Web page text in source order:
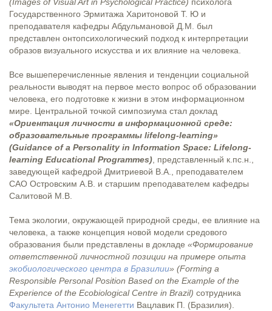
(Images of Visual Art in Psychological Practice) психолога
Государственного Эрмитажа Харитоновой Т. Ю и
преподавателя кафедры Абдульмановой Д.М. был
представлен онтопсихологический подход к интерпретации
образов визуального искусства и их влияние на человека.
Все вышеперечисленные явления и тенденции социальной
реальности выводят на первое место вопрос об образовании
человека, его подготовке к жизни в этом информационном
мире. Центральной точкой симпозиума стал доклад
«Ориентация личности в информационной среде:
образовательные программы lifelong-learning»
(Guidance of a Personality in Information Space: Lifelong-
learning Educational Programmes), представленный к.пс.н.,
заведующей кафедрой Дмитриевой В.А., преподавателем
САО Островским А.В. и старшим преподавателем кафедры
Салитовой М.В.
Тема экологии, окружающей природной среды, ее влияние на
человека, а также концепция новой модели средового
образования были представлены в докладе «Формирование
ответственной личностной позиции на примере опыта
экобиологического центра в Бразилии» (Forming a
Responsible Personal Position Based on the Example of the
Experience of the Ecobiological Centre in Brazil) сотрудника
Факультета Антонио Менегетти Вацлавик П. (Бразилия).